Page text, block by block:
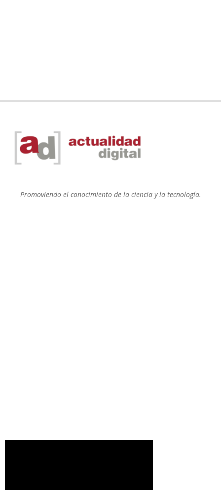
Promoviendo el conocimiento de la ciencia y la tecnología.